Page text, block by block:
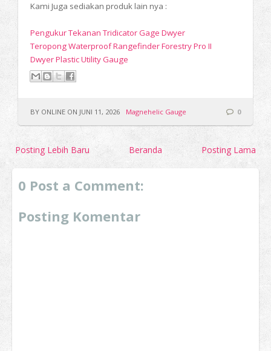
Kami Juga sediakan produk lain nya :
Pengukur Tekanan Tridicator Gage Dwyer
Teropong Waterproof Rangefinder Forestry Pro II
Dwyer Plastic Utility Gauge
BY ONLINE ON JUNI 11, 2026 Magnehelic Gauge 0
Posting Lebih Baru Posting Lama
Beranda
0 Post a Comment:
Posting Komentar